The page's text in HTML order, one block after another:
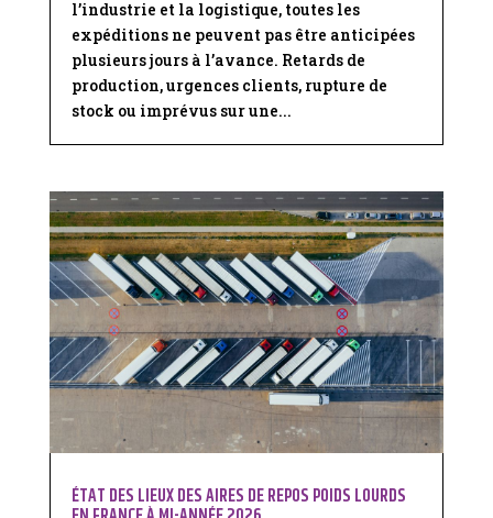
l’industrie et la logistique, toutes les
expéditions ne peuvent pas être anticipées
plusieurs jours à l’avance. Retards de
production, urgences clients, rupture de
stock ou imprévus sur une...
ÉTAT DES LIEUX DES AIRES DE REPOS POIDS LOURDS